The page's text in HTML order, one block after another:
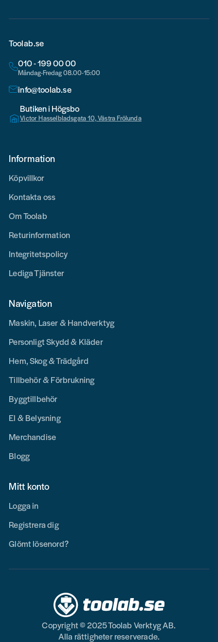
Toolab.se
010 - 199 00 00
Måndag-Fredag 08.00-15:00
info@toolab.se
Butiken i Högsbo
Victor Hasselbladsgata 10, Västra Frölunda
Information
Köpvillkor
Kontakta oss
Om Toolab
Returinformation
Integritetspolicy
Lediga Tjänster
Navigation
Maskin, Laser & Handverktyg
Personligt Skydd & Kläder
Hem, Skog & Trädgård
Tillbehör & Förbrukning
Byggtillbehör
El & Belysning
Merchandise
Blogg
Mitt konto
Logga in
Registrera dig
Glömt lösenord?
Copyright © 2025 Toolab Verktyg AB.
Alla rättigheter reserverade.